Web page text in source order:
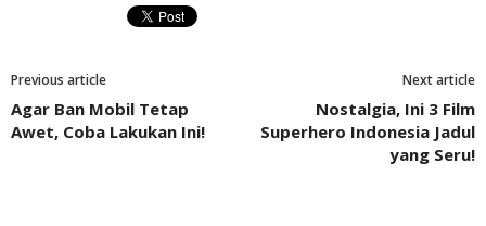
Previous article
Agar Ban Mobil Tetap
Awet, Coba Lakukan Ini!
Next article
Nostalgia, Ini 3 Film
Superhero Indonesia Jadul
yang Seru!